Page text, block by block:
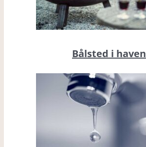
Bålsted i haven